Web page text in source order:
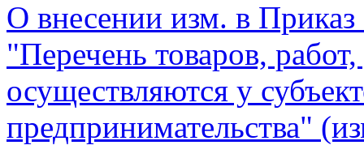
О внесении изм. в
"Перечень товаров,
осуществляются у
предпринимательства"